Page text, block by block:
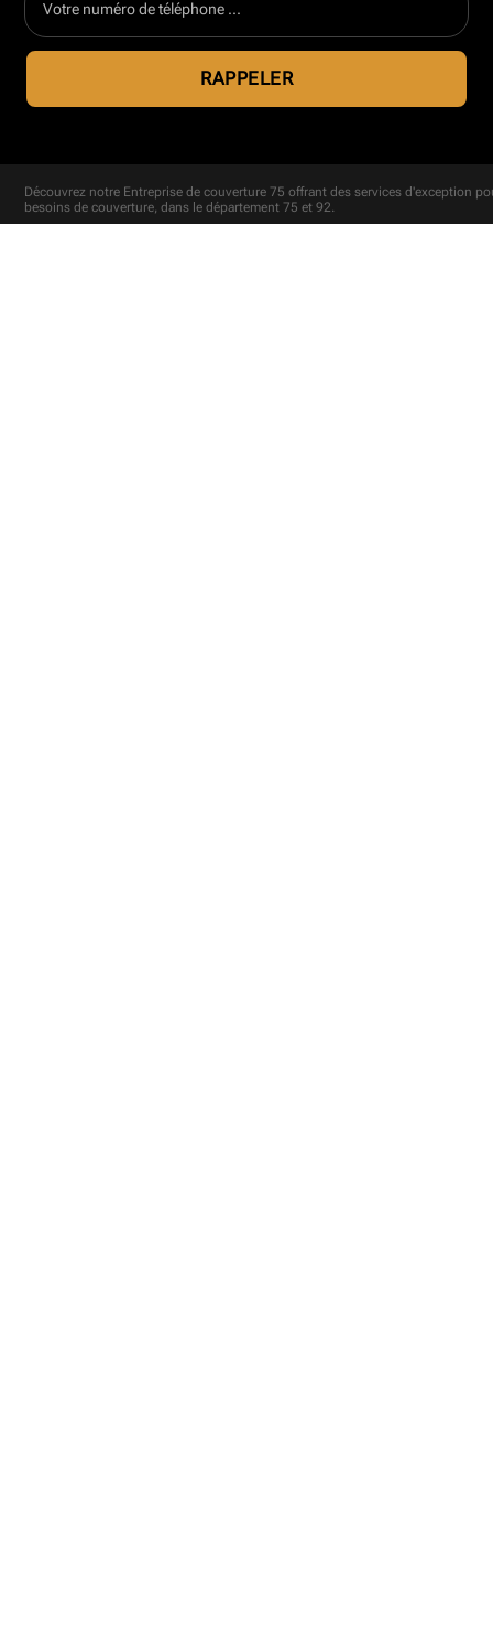
Découvrez notre Entreprise de couverture 75 offrant des services d'exception
besoins de couverture, dans le département 75 et 92.